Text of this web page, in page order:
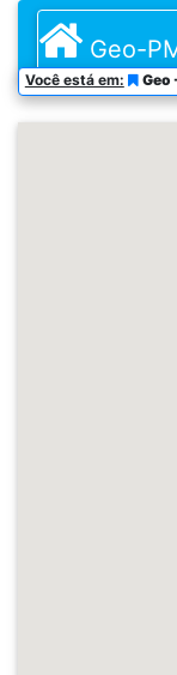
Geo-
Você está em: Geo